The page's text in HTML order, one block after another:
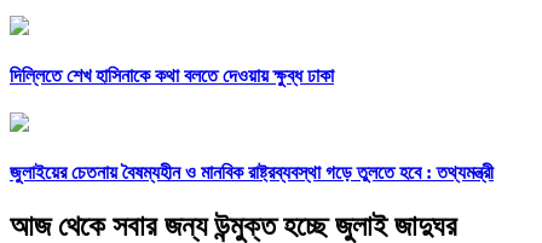
দিল্লিতে শেখ হাসিনাকে কথা বলতে দেওয়ায় ক্ষুব্ধ ঢাকা
জুলাইয়ের চেতনায় বৈষম্যহীন ও মানবিক রাষ্ট্রব্যবস্থা গড়ে তুলতে হবে : তথ্যমন্ত্রী
আজ থেকে সবার জন্য উন্মুক্ত হচ্ছে জুলাই জাদুঘর